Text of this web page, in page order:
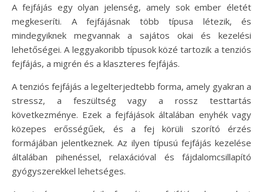
A fejfájás egy olyan jelenség, amely sok ember életét
megkeseríti. A fejfájásnak több típusa létezik, és
mindegyiknek megvannak a sajátos okai és kezelési
lehetőségei. A leggyakoribb típusok közé tartozik a tenziós
fejfájás, a migrén és a klaszteres fejfájás.
A tenziós fejfájás a legelterjedtebb forma, amely gyakran a
stressz, a feszültség vagy a rossz testtartás
következménye. Ezek a fejfájások általában enyhék vagy
közepes erősségűek, és a fej körüli szorító érzés
formájában jelentkeznek. Az ilyen típusú fejfájás kezelése
általában pihenéssel, relaxációval és fájdalomcsillapító
gyógyszerekkel lehetséges.